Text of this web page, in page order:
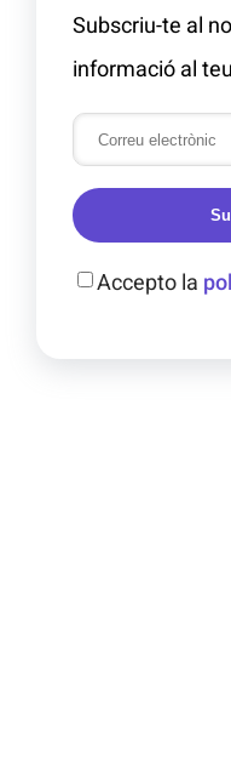
Subscriu-te al
informació al
Accepto la